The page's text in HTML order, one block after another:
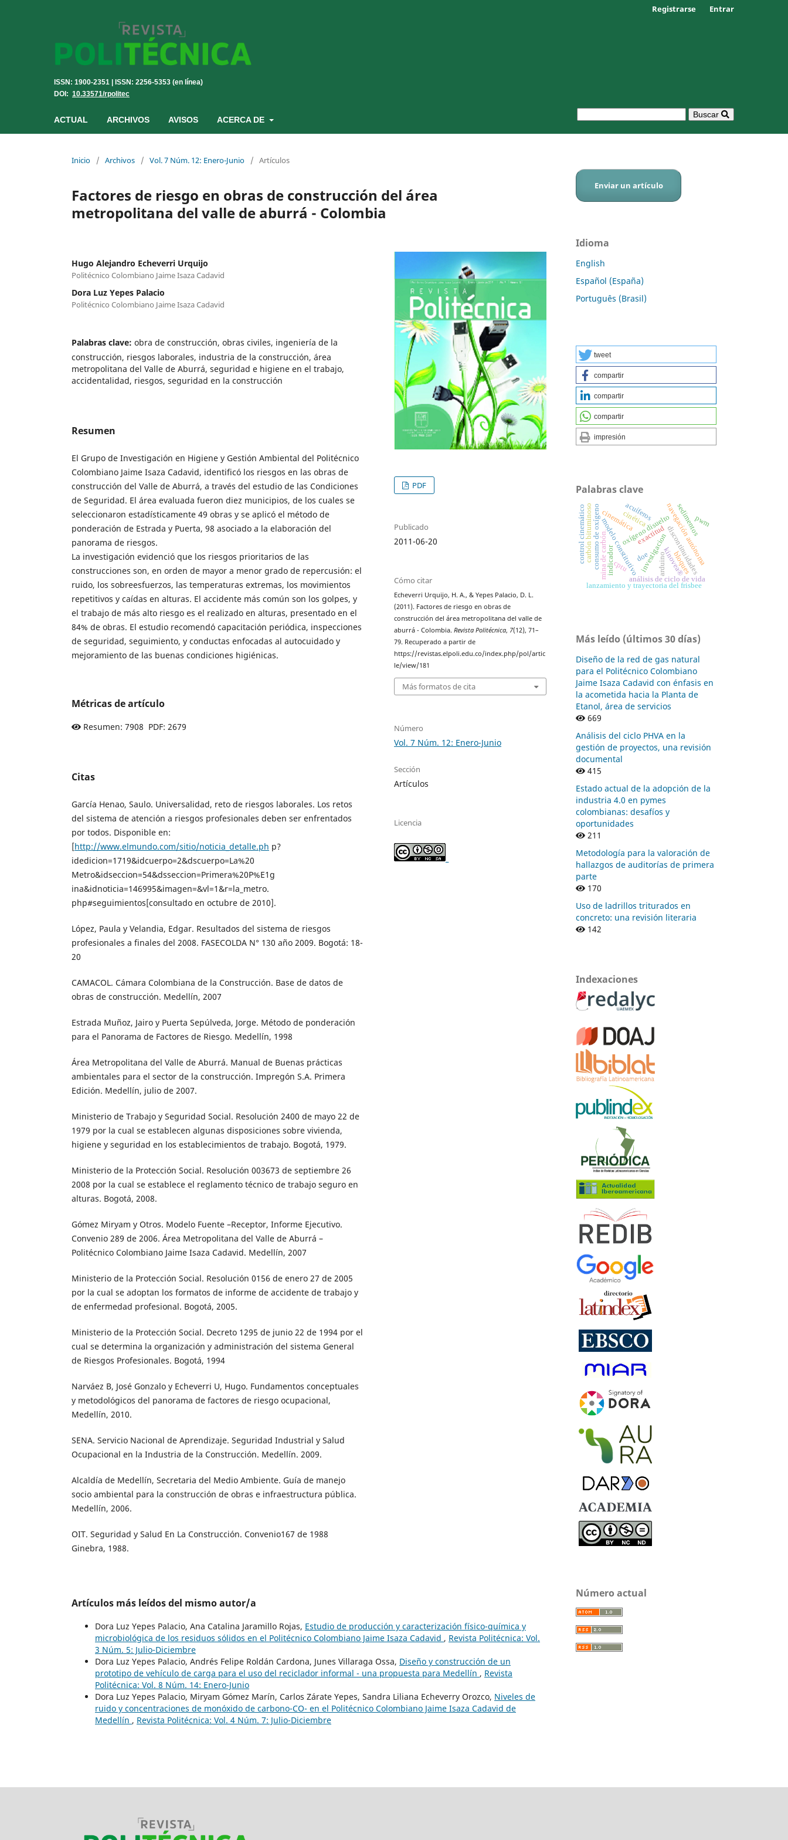
ISSN: 1900-2351 | ISSN: 2256-5353 (en línea)
DOI: 10.33571/rpolitec
ACTUAL ARCHIVOS AVISOS ACERCA DE
Buscar
Registrarse Entrar
Inicio / Archivos / Vol. 7 Núm. 12: Enero-Junio / Artículos
Factores de riesgo en obras de construcción del área
metropolitana del valle de aburrá - Colombia
Hugo Alejandro Echeverri Urquijo
Politécnico Colombiano Jaime Isaza Cadavid
Dora Luz Yepes Palacio
Politécnico Colombiano Jaime Isaza Cadavid
Palabras clave: obra de construcción, obras civiles, ingeniería de la
construcción, riesgos laborales, industria de la construcción, área
metropolitana del Valle de Aburrá, seguridad e higiene en el trabajo,
accidentalidad, riesgos, seguridad en la construcción
Resumen
El Grupo de Investigación en Higiene y Gestión Ambiental del Politécnico
Colombiano Jaime Isaza Cadavid, identificó los riesgos en las obras de
construcción del Valle de Aburrá, a través del estudio de las Condiciones
de Seguridad. El área evaluada fueron diez municipios, de los cuales se
seleccionaron estadísticamente 49 obras y se aplicó el método de
ponderación de Estrada y Puerta, 98 asociado a la elaboración del
panorama de riesgos.
La investigación evidenció que los riesgos prioritarios de las
construcciones son, en orden de mayor a menor grado de repercusión: el
ruido, los sobreesfuerzos, las temperaturas extremas, los movimientos
repetitivos y caídas en alturas. El accidente más común son los golpes, y
el trabajo de más alto riesgo es el realizado en alturas, presentado en el
84% de obras. El estudio recomendó capacitación periódica, inspecciones
de seguridad, seguimiento, y conductas enfocadas al autocuidado y
mejoramiento de las buenas condiciones higiénicas.
Métricas de artículo
Resumen: 7908 PDF: 2679
Citas
García Henao, Saulo. Universalidad, reto de riesgos laborales. Los retos
del sistema de atención a riesgos profesionales deben ser enfrentados
por todos. Disponible en:
[http://www.elmundo.com/sitio/noticia_detalle.ph p?
idedicion=1719&idcuerpo=2&dscuerpo=La%20
Metro&idseccion=54&dsseccion=Primera%20P%E1g
ina&idnoticia=146995&imagen=&vl=1&r=la_metro.
php#seguimientos[consultado en octubre de 2010].
López, Paula y Velandia, Edgar. Resultados del sistema de riesgos
profesionales a finales del 2008. FASECOLDA N° 130 año 2009. Bogotá: 18-
20
CAMACOL. Cámara Colombiana de la Construcción. Base de datos de
obras de construcción. Medellín, 2007
Estrada Muñoz, Jairo y Puerta Sepúlveda, Jorge. Método de ponderación
para el Panorama de Factores de Riesgo. Medellín, 1998
Área Metropolitana del Valle de Aburrá. Manual de Buenas prácticas
ambientales para el sector de la construcción. Impregón S.A. Primera
Edición. Medellín, julio de 2007.
Ministerio de Trabajo y Seguridad Social. Resolución 2400 de mayo 22 de
1979 por la cual se establecen algunas disposiciones sobre vivienda,
higiene y seguridad en los establecimientos de trabajo. Bogotá, 1979.
Ministerio de la Protección Social. Resolución 003673 de septiembre 26
2008 por la cual se establece el reglamento técnico de trabajo seguro en
alturas. Bogotá, 2008.
Gómez Miryam y Otros. Modelo Fuente –Receptor, Informe Ejecutivo.
Convenio 289 de 2006. Área Metropolitana del Valle de Aburrá –
Politécnico Colombiano Jaime Isaza Cadavid. Medellín, 2007
Ministerio de la Protección Social. Resolución 0156 de enero 27 de 2005
por la cual se adoptan los formatos de informe de accidente de trabajo y
de enfermedad profesional. Bogotá, 2005.
Ministerio de la Protección Social. Decreto 1295 de junio 22 de 1994 por el
cual se determina la organización y administración del sistema General
de Riesgos Profesionales. Bogotá, 1994
Narváez B, José Gonzalo y Echeverri U, Hugo. Fundamentos conceptuales
y metodológicos del panorama de factores de riesgo ocupacional,
Medellín, 2010.
SENA. Servicio Nacional de Aprendizaje. Seguridad Industrial y Salud
Ocupacional en la Industria de la Construcción. Medellín. 2009.
Alcaldía de Medellín, Secretaria del Medio Ambiente. Guía de manejo
socio ambiental para la construcción de obras e infraestructura pública.
Medellín, 2006.
OIT. Seguridad y Salud En La Construcción. Convenio167 de 1988
Ginebra, 1988.
PDF
Publicado
2011-06-20
Cómo citar
Echeverri Urquijo, H. A., & Yepes Palacio, D. L.
(2011). Factores de riesgo en obras de
construcción del área metropolitana del valle de
aburrá - Colombia.Revista Politécnica, 7(12), 71–
79. Recuperado a partir de
https://revistas.elpoli.edu.co/index.php/pol/artic
le/view/181
Más formatos de cita
Número
Vol. 7 Núm. 12: Enero-Junio
Sección
Artículos
Licencia
Artículos más leídos del mismo autor/a
Dora Luz Yepes Palacio, Ana Catalina Jaramillo Rojas, Estudio de producción y caracterización físico-química y
microbiológica de los residuos sólidos en el Politécnico Colombiano Jaime Isaza Cadavid , Revista Politécnica: Vol.
3 Núm. 5: Julio-Diciembre
Dora Luz Yepes Palacio, Andrés Felipe Roldán Cardona, Junes Villaraga Ossa, Diseño y construcción de un
prototipo de vehículo de carga para el uso del reciclador informal - una propuesta para Medellín , Revista
Politécnica: Vol. 8 Núm. 14: Enero-Junio
Dora Luz Yepes Palacio, Miryam Gómez Marín, Carlos Zárate Yepes, Sandra Liliana Echeverry Orozco, Niveles de
ruido y concentraciones de monóxido de carbono-CO- en el Politécnico Colombiano Jaime Isaza Cadavid de
Medellín , Revista Politécnica: Vol. 4 Núm. 7: Julio-Diciembre
Enviar un artículo
Idioma
English
Español (España)
Português (Brasil)
tweet
compartir
compartir
compartir
impresión
Palabras clave
investigacion
arduino
análisis de ciclo de vida
discontinuidades
navegación autónoma
cptu
modelo constitutivoexactitud
oxígeno disueltosedimentos
consumo de oxígeno
lanzamiento y trayectoria del frisbee
kinovea®
cinemáticacinética
carbón bituminoso acuíferos
mina de carbón. bloques
indicador doe
control cinemático pwm
Más leído (últimos 30 días)
Diseño de la red de gas natural
para el Politécnico Colombiano
Jaime Isaza Cadavid con énfasis en
la acometida hacia la Planta de
Etanol, área de servicios
669
Análisis del ciclo PHVA en la
gestión de proyectos, una revisión
documental
415
Estado actual de la adopción de la
industria 4.0 en pymes
colombianas: desafíos y
oportunidades
211
Metodología para la valoración de
hallazgos de auditorías de primera
parte
170
Uso de ladrillos triturados en
concreto: una revisión literaria
142
Indexaciones
Número actual